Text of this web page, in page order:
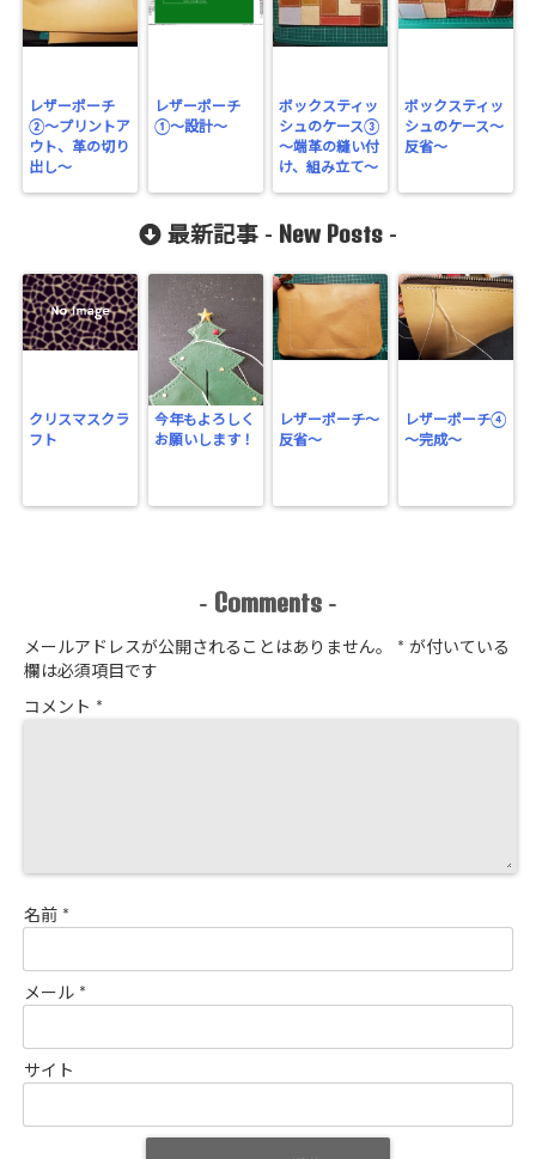
レザーポーチ
②〜プリントア
ウト、革の切り
出し〜
レザーポーチ
①〜設計〜
ボックスティッ
シュのケース③
～端革の縫い付
け、組み立て～
ボックスティッ
シュのケース～
反省～
最新記事 - New Posts -
クリスマスクラ
フト
今年もよろしく
お願いします！
レザーポーチ～
反省～
レザーポーチ④
～完成～
- Comments -
メールアドレスが公開されることはありません。 * が付いている
欄は必須項目です
コメント *
名前 *
メール *
サイト